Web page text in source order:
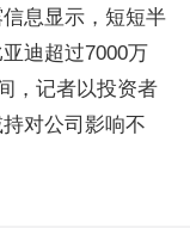
息显示，短短半
迪超过7000万
，记者以投资者
对公司影响不